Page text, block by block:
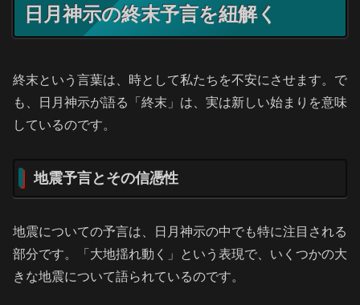
日月神示の終末予言を紐解く
終末という言葉は、時として私たちを不安にさせます。で
も、日月神示が語る「終末」は、実は新しい始まりを意味
しているのです。
地震予言とその信憑性
地震についての予言は、日月神示の中でも特に注目される
部分です。「大地揺れ動く」という表現で、いくつかの大
きな地震について語られているのです。